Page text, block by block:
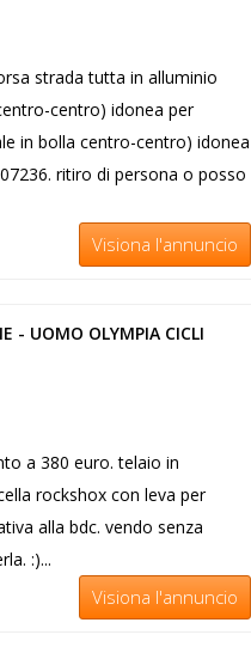
strada tutta in alluminio
centro) idonea per
in bolla centro-centro) idonea
ritiro di persona o posso
Visiona l'annuncio
- UOMO OLYMPIA CICLI
a 380 euro. telaio in
rockshox con leva per
alla bdc. vendo senza
:)...
Visiona l'annuncio